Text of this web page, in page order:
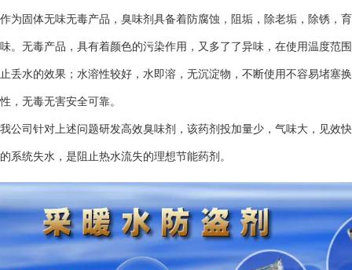
作为固体无味无毒产品，臭味剂具备着防腐蚀，阻垢，除老垢，除锈，
味。无毒产品，具有着颜色的污染作用，又多了了异味，在使用温度范
止丢水的效果；水溶性较好，水即溶，无沉淀物，不断使用不容易堵塞
性，无毒无害安全可靠。
我公司针对上述问题研发高效臭味剂，该药剂投加量少，气味大，见效
的系统失水，是阻止热水流失的理想节能药剂。